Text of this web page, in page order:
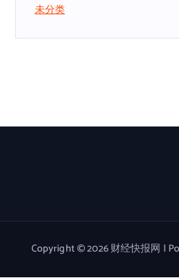
未分类
Copyright © 2026 财经快报网 |